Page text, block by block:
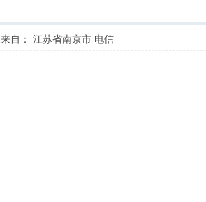
来自： 江苏省南京市 电信